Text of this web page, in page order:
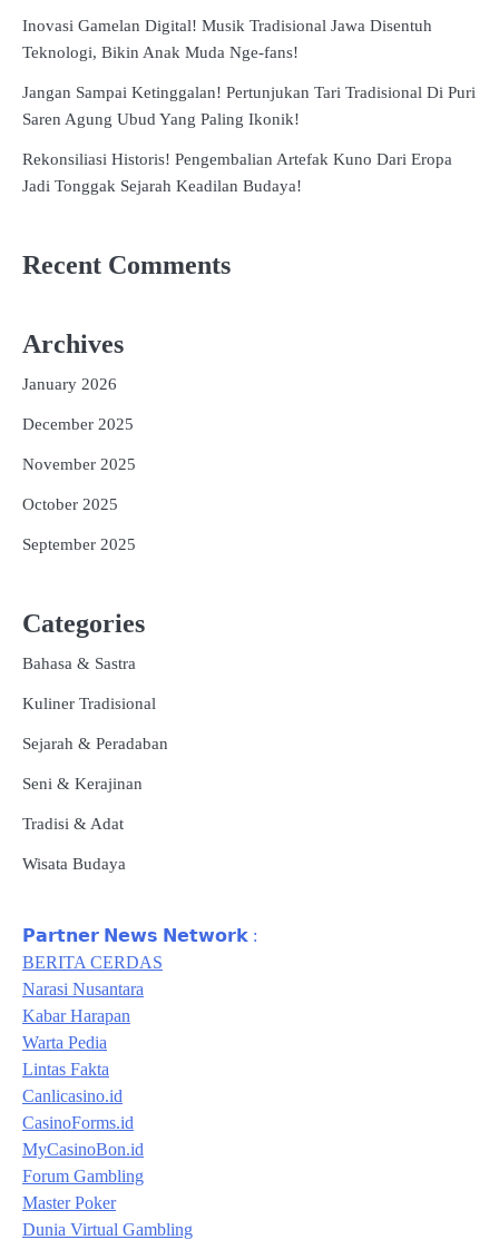
Inovasi Gamelan Digital! Musik Tradisional Jawa Disentuh
Teknologi, Bikin Anak Muda Nge-fans!
Jangan Sampai Ketinggalan! Pertunjukan Tari Tradisional Di Puri
Saren Agung Ubud Yang Paling Ikonik!
Rekonsiliasi Historis! Pengembalian Artefak Kuno Dari Eropa
Jadi Tonggak Sejarah Keadilan Budaya!
Recent Comments
Archives
January 2026
December 2025
November 2025
October 2025
September 2025
Categories
Bahasa & Sastra
Kuliner Tradisional
Sejarah & Peradaban
Seni & Kerajinan
Tradisi & Adat
Wisata Budaya
𝗣𝗮𝗿𝘁𝗻𝗲𝗿 𝗡𝗲𝘄𝘀 𝗡𝗲𝘁𝘄𝗼𝗿𝗸 :
BERITA CERDAS
Narasi Nusantara
Kabar Harapan
Warta Pedia
Lintas Fakta
Canlicasino.id
CasinoForms.id
MyCasinoBon.id
Forum Gambling
Master Poker
Dunia Virtual Gambling